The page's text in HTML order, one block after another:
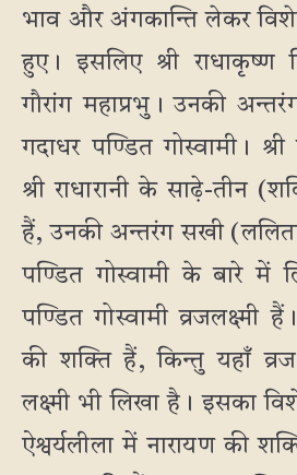
भाव और अंगकान्ति लेकर
हुए। इसलिए श्री राधाकृष्ण
गौरांग महाप्रभु। उनकी
गदाधर पण्डित गोस्वामी।
श्री राधारानी के साढ़े-तीन
हैं, उनकी अन्तरंग सखी
पण्डित गोस्वामी के बारे में
पण्डित गोस्वामी व्रजलक्ष्मी
की शक्ति हैं, किन्तु यहाँ
लक्ष्मी भी लिखा है। इसका
ऐश्वर्यलीला में नारायण की